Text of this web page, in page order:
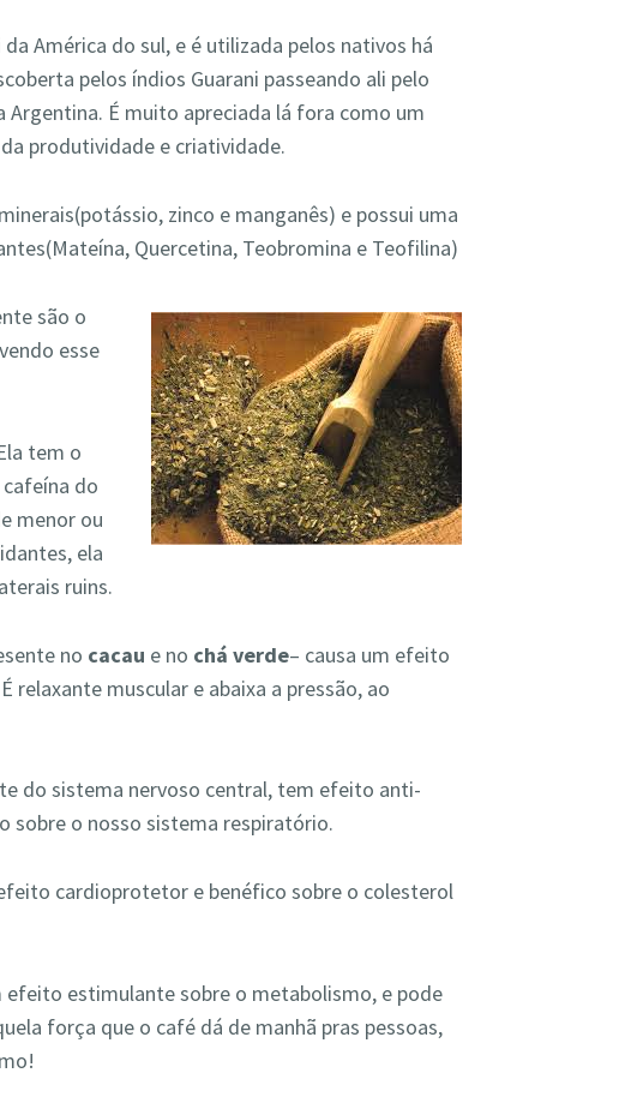
América do sul, e é utilizada pelos nativos há
pelos índios Guarani passeando ali pelo
Argentina. É muito apreciada lá fora como um
produtividade e criatividade.
zinco e manganês) e possui uma
Quercetina, Teobromina e Teofilina)
são o
esse
tem o
do
menor ou
ela
ruins.
no cacau e no chá verde– causa um efeito
relaxante muscular e abaixa a pressão, ao
do sistema nervoso central, tem efeito anti-
o nosso sistema respiratório.
cardioprotetor e benéfico sobre o colesterol
efeito estimulante sobre o metabolismo, e pode
força que o café dá de manhã pras pessoas,